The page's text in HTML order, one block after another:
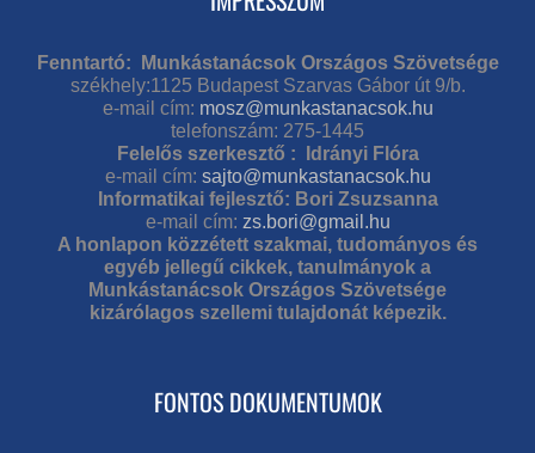
Fenntartó: Munkástanácsok Országos Szövetsége
székhely:1125 Budapest Szarvas Gábor út 9/b.
e-mail cím: mosz@munkastanacsok.hu
telefonszám: 275-1445
Felelős szerkesztő : Idrányi Flóra
e-mail cím: sajto@munkastanacsok.hu
Informatikai fejlesztő: Bori Zsuzsanna
e-mail cím: zs.bori@gmail.hu
A honlapon közzétett szakmai, tudományos és
egyéb jellegű cikkek, tanulmányok a
Munkástanácsok Országos Szövetsége
kizárólagos szellemi tulajdonát képezik.
FONTOS DOKUMENTUMOK